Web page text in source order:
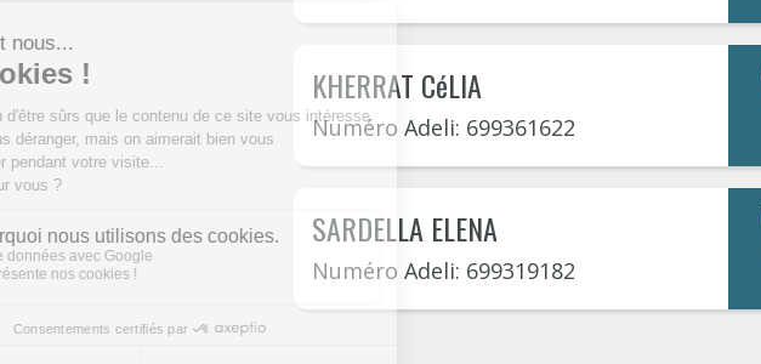
KHERRAT CéLIA
Numéro Adeli: 699361622
SARDELLA ELENA
Numéro Adeli: 699319182